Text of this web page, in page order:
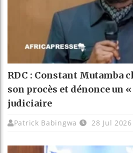
RDC : Constant Mutamba
son procès et dénonce un
judiciaire
Patrick Babingwa 28 Jul 2026